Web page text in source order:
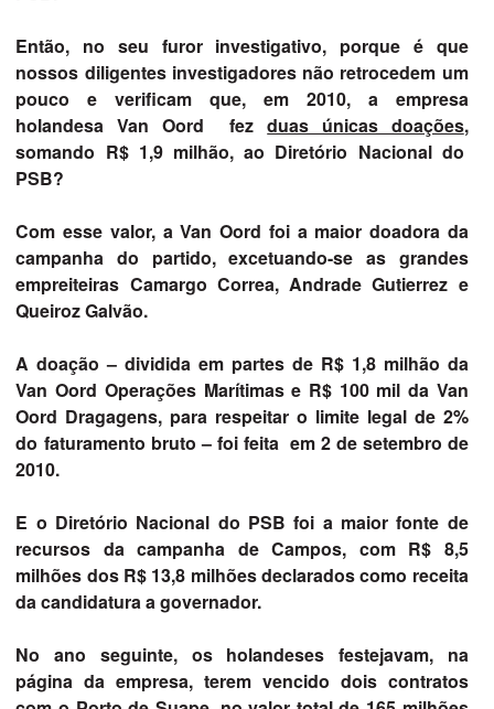
Então, no seu furor investigativo, porque é que
nossos diligentes investigadores não retrocedem um
pouco e verificam que, em 2010, a empresa
holandesa Van Oord fezduas únicas doações,
somando R$ 1,9 milhão, ao Diretório Nacional do
PSB?
Com esse valor, a Van Oord foi a maior doadora da
campanha do partido, excetuando-se as grandes
empreiteiras Camargo Correa, Andrade Gutierrez e
Queiroz Galvão.
A doação – dividida em partes de R$ 1,8 milhão da
Van Oord Operações Marítimas e R$ 100 mil da Van
Oord Dragagens, para respeitar o limite legal de 2%
do faturamento bruto – foi feita em 2 de setembro de
2010.
E o Diretório Nacional do PSB foi a maior fonte de
recursos da campanha de Campos, com R$ 8,5
milhões dos R$ 13,8 milhões declarados como receita
da candidatura a governador.
No ano seguinte, os holandeses festejavam, na
página da empresa, terem vencido dois contratos